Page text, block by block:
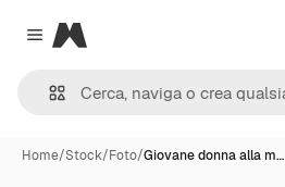
Close menu
Magnific
Home/Stock/Foto/Giovane donna alla m…